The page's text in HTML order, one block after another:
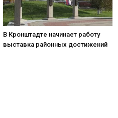
В Кронштадте начинает работу
выставка районных достижений